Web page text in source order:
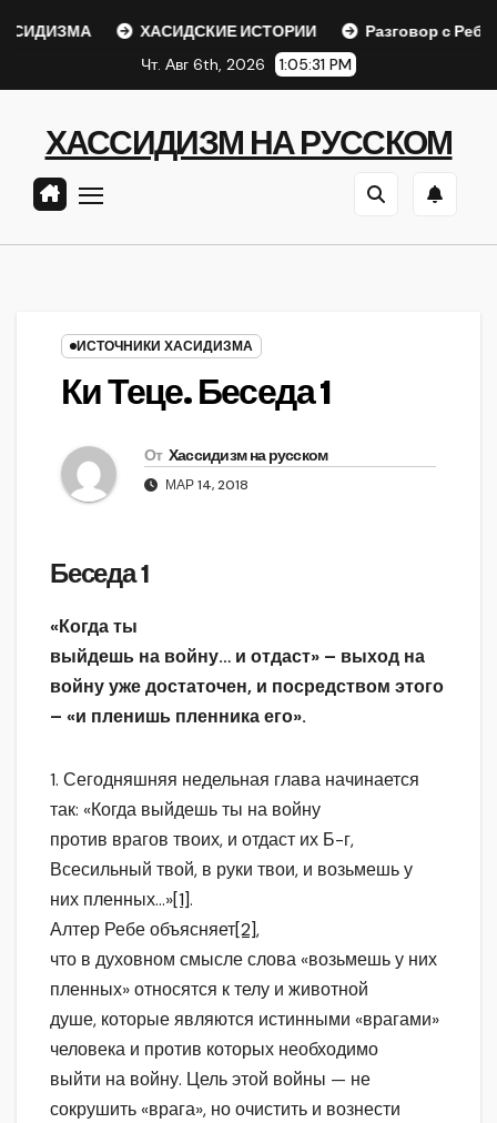
ХАСИДСКИЕ ИСТОРИИ
Разговор с Ребе
Чт. Авг 6th, 2026
1:05:31 PM
ХАССИДИЗМ НА РУССКОМ
ИСТОЧНИКИ ХАСИДИЗМА
Ки Теце. Беседа 1
От Хассидизм на русском
МАР 14, 2018
Беседа 1
«Когда ты
выйдешь на войну… и отдаст» – выход на
войну уже достаточен, и посредством этого
– «и пленишь пленника его».
1. Сегодняшняя недельная глава начинается
так: «Когда выйдешь ты на войну
против врагов твоих, и отдаст их Б-г,
Всесильный твой, в руки твои, и возьмешь у
них пленных…»[1].
Алтер Ребе объясняет[2],
что в духовном смысле слова «возьмешь у них
пленных» относятся к телу и животной
душе, которые являются истинными «врагами»
человека и против которых необходимо
выйти на войну. Цель этой войны — не
сокрушить «врага», но очистить и вознести